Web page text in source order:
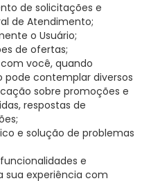
de solicitações e
de Atendimento;
o Usuário;
de ofertas;
você, quando
pode contemplar diversos
sobre promoções e
respostas de
e solução de problemas
e
sua experiência com